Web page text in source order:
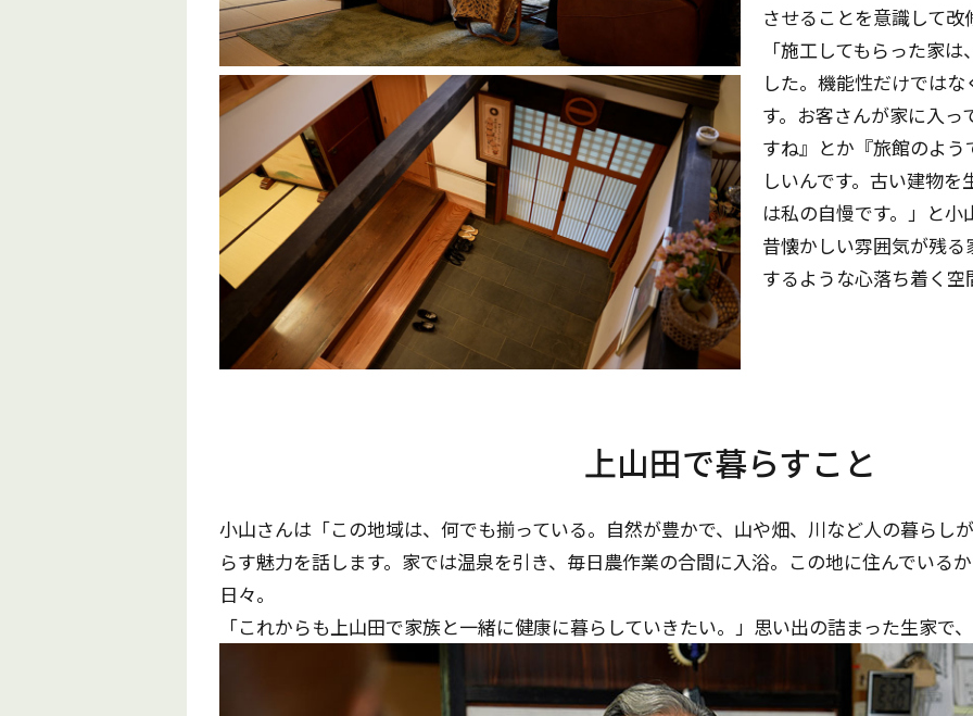
させることを意識して
「施工してもらった家
した。機能性だけでは
す。お客さんが家に入
すね』とか『旅館のよ
しいんです。古い建物
は私の自慢です。」と小
昔懐かしい雰囲気が残
するような心落ち着く
上山田で暮らすこと
小山さんは「この地域は、何でも揃っている。自然が豊かで、山や畑、川など人の暮らし
らす魅力を話します。家では温泉を引き、毎日農作業の合間に入浴。この地に住んでいる
日々。
「これからも上山田で家族と一緒に健康に暮らしていきたい。」思い出の詰まった生家で